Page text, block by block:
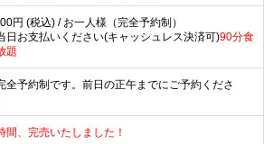
円 (税込) / お一人様（完全予約制 ）
日お支払いください(キャッシュレス決済可)90分食
題
全予約制です。前日の正午までにご予約くださ
間、完売いたしました！